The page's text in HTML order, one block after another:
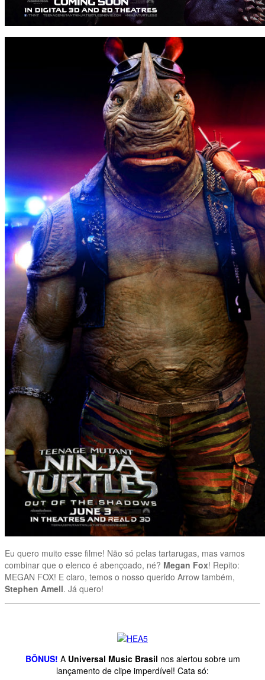
Eu quero muito esse filme! Não só pelas tartarugas, mas vamos
combinar que o elenco é abençoado, né? Megan Fox! Repito:
MEGAN FOX! E claro, temos o nosso querido Arrow também,
Stephen Amell. Já quero!
BÔNUS! A Universal Music Brasil nos alertou sobre um
lançamento de clipe imperdível! Cata só: